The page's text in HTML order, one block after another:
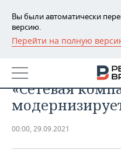
Вы были автоматически
версию.
Перейти на полную
РЕГИОНЫ
БАШКОРТОСТАН
ТАТАРСТАН
НОВОСТИ
АНАЛИТИКА
ДЕКЛАРАЦИИ О
НОВОСТИ
ПРОМЫШЛЕННОСТЬ
Надежно и
«Сетевая
00:00, 29.09.2021